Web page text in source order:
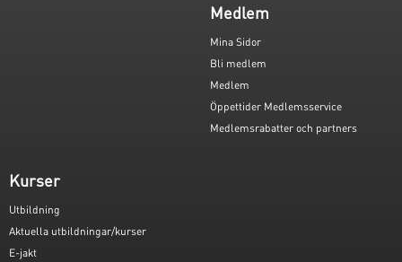
Medlem
Mina Sidor
Bli medlem
Medlem
Öppettider Medlemsservice
Medlemsrabatter och partners
Kurser
Utbildning
Aktuella utbildningar/kurser
E-jakt